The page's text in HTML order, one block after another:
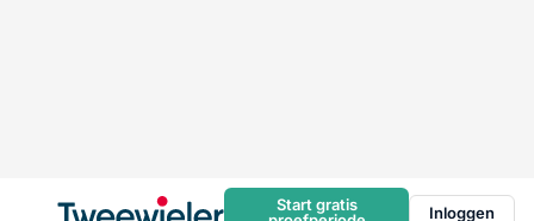
Start gratis
Inloggen